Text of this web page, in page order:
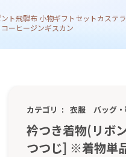
ト飛騨布 小物ギフトセットカステラ
コーヒージンギスカン
カテゴリ 衣服 バッグ
衿つき着物(リボ
つつじ] ※着物単